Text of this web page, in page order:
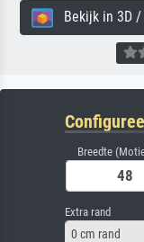
Bekijk in 3D /
Breedte
Extra rand
0 cm rand